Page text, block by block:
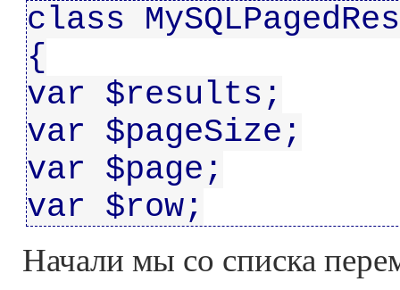
class
{
var $results;
var $pageSize;
var $page;
var $row;
Начали мы со списка